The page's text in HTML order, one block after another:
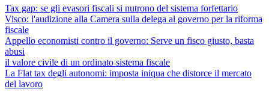
Tax gap: se gli evasori fiscali si nutrono del sistema forfettario
Visco: l'audizione alla Camera sulla delega al governo per la riforma
fiscale
Appello economisti contro il governo: Serve un fisco giusto, basta
abusi
il valore civile di un ordinato sistema fiscale
La Flat tax degli autonomi: imposta iniqua che distorce il mercato
del lavoro